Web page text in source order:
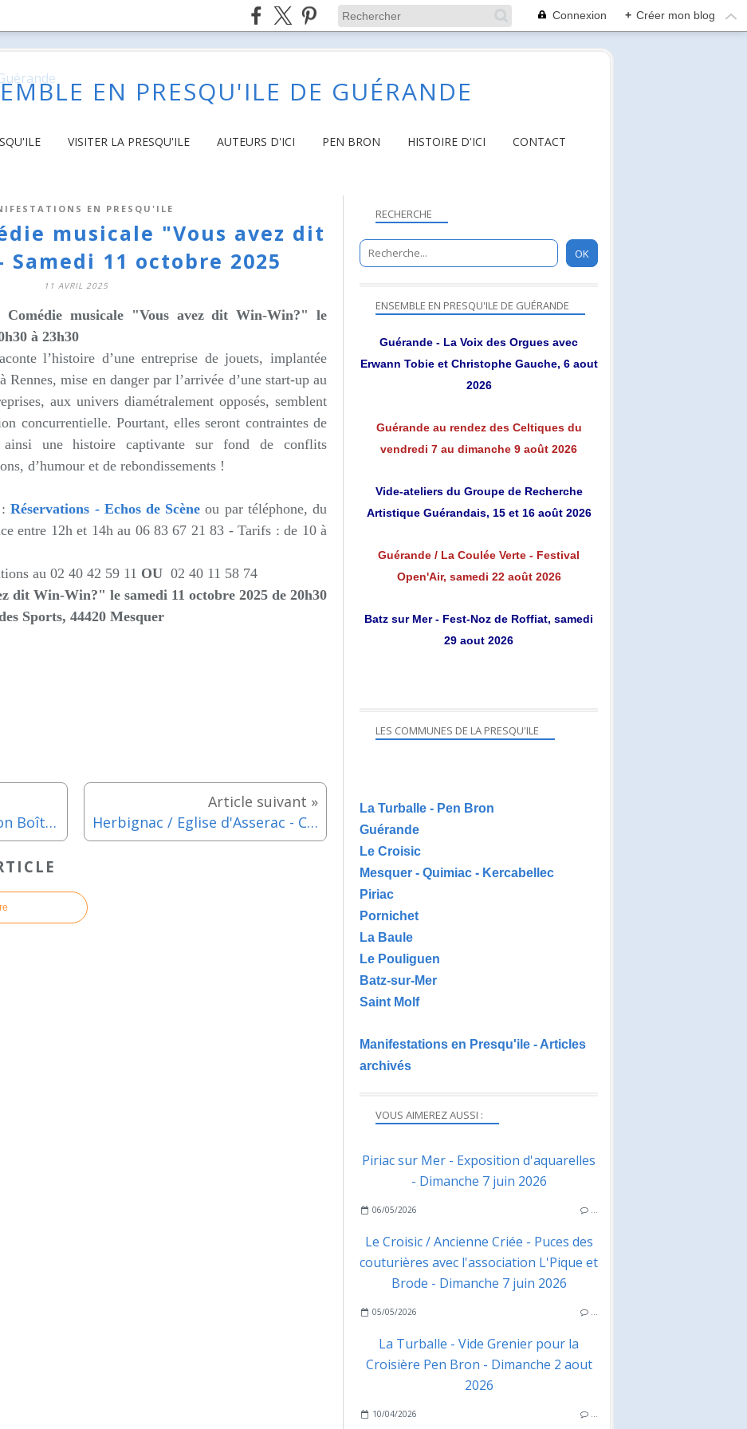
Connexion + Créer mon blog
EN PRESQU'ILE DE GUÉRANDE
VISITER LA PRESQU'ILE AUTEURS D'ICI PEN BRON HISTOIRE D'ICI CONTACT
EN PRESQU'ILE
musicale "Vous avez dit
Samedi 11 octobre 2025
11 AVRIL 2025
Comédie musicale "Vous avez dit Win-Win?" le
à 23h30
l’histoire d’une entreprise de jouets, implantée
Rennes, mise en danger par l’arrivée d’une start-up au
aux univers diamétralement opposés, semblent
concurrentielle. Pourtant, elles seront contraintes de
ainsi une histoire captivante sur fond de conflits
d’humour et de rebondissements !
:Réservations - Echos de Scène ou par téléphone, du
entre 12h et 14h au 06 83 67 21 83 - Tarifs : de 10 à
au 02 40 42 59 11 OU 02 40 11 58 74
dit Win-Win?" le samedi 11 octobre 2025 de 20h30
Sports, 44420 Mesquer
Piriac sur Mer - Opération Boîtes de Noël jusqu'au mercredi 10 décembre 2025 Herbignac / Eglise d'Asserac - Concert gospel "Sauvons l’Eglise de Pompas"- Samedi 11 octobre 2025
RECHERCHE
VOUS AIMEREZ AUSSI :
Piriac sur Mer - Exposition d'aquarelles
- Dimanche 7 juin 2026
06/05/2026 …
Le Croisic / Ancienne Criée - Puces des
couturières avec l'association L'Pique et
Brode - Dimanche 7 juin 2026
05/05/2026 …
La Turballe - Vide Grenier pour la
Croisière Pen Bron - Dimanche 2 aout
2026
10/04/2026 …
ENSEMBLE EN PRESQU'ILE DE GUÉRANDE
Guérande - La Voix des Orgues avec
Erwann Tobie et Christophe Gauche, 6 aout
2026
Guérande au rendez des Celtiques du
vendredi 7 au dimanche 9 août 2026
Vide-ateliers du Groupe de Recherche
Artistique Guérandais, 15 et 16 août 2026
Guérande / La Coulée Verte - Festival
Open'Air, samedi 22 août 2026
Batz sur Mer - Fest-Noz de Roffiat, samedi
29 aout 2026
LES COMMUNES DE LA PRESQU'ILE
La Turballe - Pen Bron
Guérande
Le Croisic
Mesquer - Quimiac - Kercabellec
Piriac
Pornichet
La Baule
Le Pouliguen
Batz-sur-Mer
Saint Molf
Manifestations en Presqu'ile - Articles
archivés